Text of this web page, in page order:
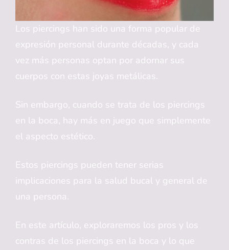
Los piercings han sido una forma popular de
expresión personal durante décadas, y cada
vez más personas optan por adornar sus
cuerpos con estas joyas metálicas.
Sin embargo, cuando se trata de los piercings
en la boca, hay más en juego que simplemente
el aspecto estético.
Estos piercings pueden tener serias
implicaciones para la salud bucal y general de
una persona.
En este artículo, exploraremos los pros y los
contras de los piercings en la boca y lo que